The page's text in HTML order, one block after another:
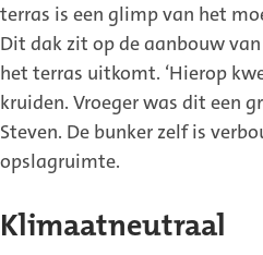
terras is een glimp van het
Dit dak zit op de aanbouw
het terras uitkomt. ‘Hierop
kruiden. Vroeger was dit een
Steven. De bunker zelf is
opslagruimte.
Klimaatneutraal